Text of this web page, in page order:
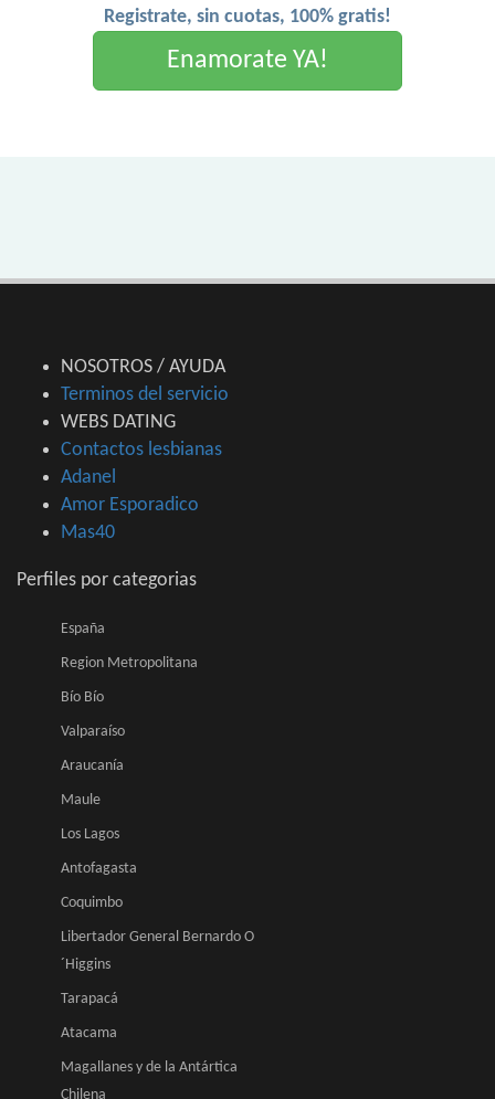
Registrate, sin cuotas, 100% gratis!
Enamorate YA!
NOSOTROS / AYUDA
Terminos del servicio
WEBS DATING
Contactos lesbianas
Adanel
Amor Esporadico
Mas40
Perfiles por categorias
España
Region Metropolitana
Bío Bío
Valparaíso
Araucanía
Maule
Los Lagos
Antofagasta
Coquimbo
Libertador General Bernardo O
´Higgins
Tarapacá
Atacama
Magallanes y de la Antártica
Chilena